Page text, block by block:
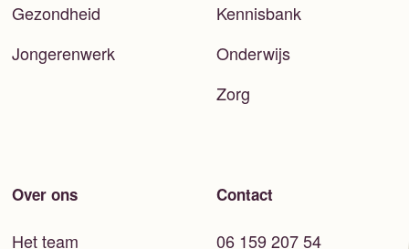
Gezondheid
Jongerenwerk
Kennisbank
Onderwijs
Zorg
Over ons
Het team
Contact
06 159 207 54